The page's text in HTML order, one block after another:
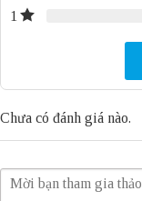
1
Chưa có đánh giá nào.